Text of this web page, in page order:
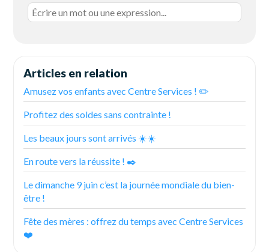
Articles en relation
Amusez vos enfants avec Centre Services ! ✏️
Profitez des soldes sans contrainte !
Les beaux jours sont arrivés ☀️☀️
En route vers la réussite ! ✒️
Le dimanche 9 juin c’est la journée mondiale du bien-
être !
Fête des mères : offrez du temps avec Centre Services
❤️